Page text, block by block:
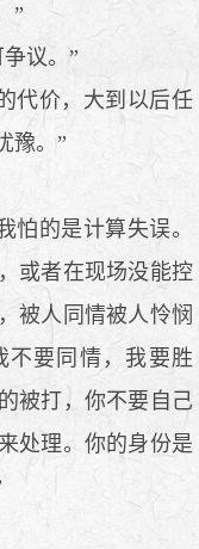
”
议。”
代价，大到以后任
豫。”
的是计算失误。
或者在现场没能控
被人同情被人怜悯
不要同情，我要胜
被打，你不要自己
处理。你的身份是